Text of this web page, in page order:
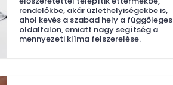
rendelőkbe, akár üzlethelyiségekbe is,
ahol kevés a szabad hely a függőleges
oldalfalon, emiatt nagy segítség a
mennyezeti klíma felszerelése.